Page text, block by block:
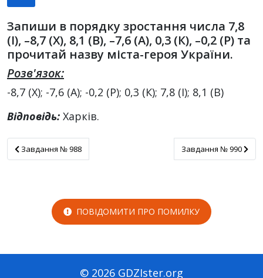
Запиши в порядку зростання числа 7,8
(І), –8,7 (Х), 8,1 (В), –7,6 (А), 0,3 (К), –0,2 (Р) та
прочитай назву міста-героя України.
Розв'язок:
-8,7 (Х); -7,6 (А); -0,2 (Р); 0,3 (К); 7,8 (І); 8,1 (В)
Відповідь: Харків.
Завдання № 988
Завдання № 988 Завдання № 990
Завдання № 990
ПОВІДОМИТИ ПРО ПОМИЛКУ
© 2026 GDZIster.org